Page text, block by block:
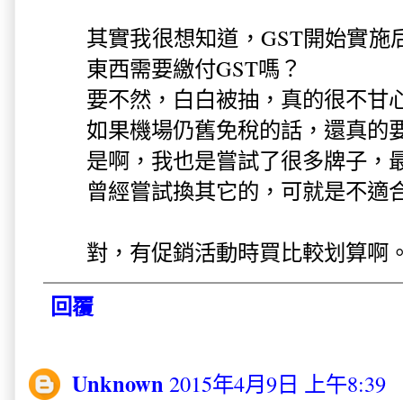
其實我很想知道，GST開始實施
東西需要繳付GST嗎？
要不然，白白被抽，真的很不甘
如果機場仍舊免稅的話，還真的
是啊，我也是嘗試了很多牌子，
曾經嘗試換其它的，可就是不適
對，有促銷活動時買比較划算啊
回覆
Unknown 2015年4月9日 上午8:39